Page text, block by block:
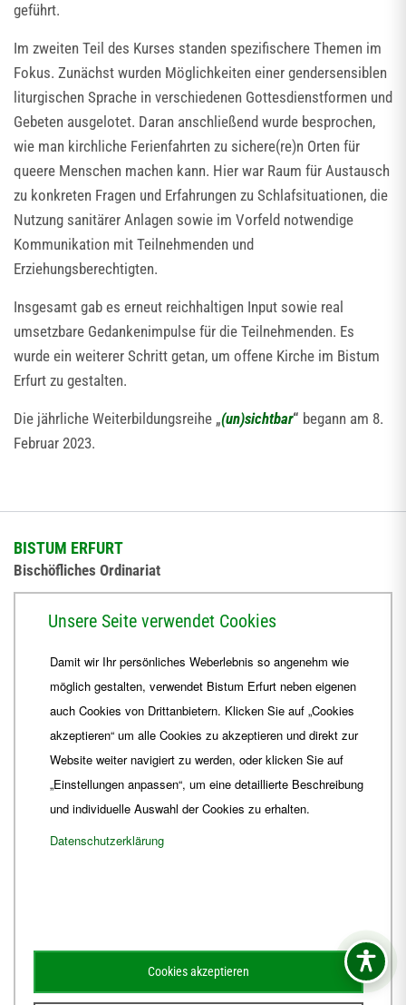
geführt.
Im zweiten Teil des Kurses standen spezifischere Themen im
Fokus. Zunächst wurden Möglichkeiten einer gendersensiblen
liturgischen Sprache in verschiedenen Gottesdienstformen und
Gebeten ausgelotet. Daran anschließend wurde besprochen,
wie man kirchliche Ferienfahrten zu sichere(re)n Orten für
queere Menschen machen kann. Hier war Raum für Austausch
zu konkreten Fragen und Erfahrungen zu Schlafsituationen, die
Nutzung sanitärer Anlagen sowie im Vorfeld notwendige
Kommunikation mit Teilnehmenden und
Erziehungsberechtigten.
Insgesamt gab es erneut reichhaltigen Input sowie real
umsetzbare Gedankenimpulse für die Teilnehmenden. Es
wurde ein weiterer Schritt getan, um offene Kirche im Bistum
Erfurt zu gestalten.
Die jährliche Weiterbildungsreihe „(un)sichtbar“ begann am 8.
Februar 2023.
BISTUM ERFURT
Bischöfliches Ordinariat
+49 361 6572-444
ordinariat Bistum-Erfurt.de
Schematismus Amtsblatt
Unsere Seite verwendet Cookies
Damit wir Ihr persönliches Weberlebnis so angenehm wie
möglich gestalten, verwendet Bistum Erfurt neben eigenen
auch Cookies von Drittanbietern. Klicken Sie auf „Cookies
akzeptieren“ um alle Cookies zu akzeptieren und direkt zur
Website weiter navigiert zu werden, oder klicken Sie auf
„Einstellungen anpassen“, um eine detaillierte Beschreibung
und individuelle Auswahl der Cookies zu erhalten.
Datenschutzerklärung
Cookies akzeptieren